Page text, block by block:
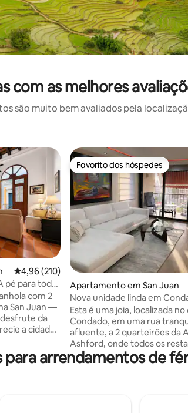
com as melhores
são muito bem avaliados pela
11avaliações
Classificação média de 4,96 em 5 estrelas,
4,96 (210)
pé para todo
com 2
San Juan —
da
a cidade
cafés, vida
Walk Score
Favorito dos hóspedes
Favorito dos hóspedes
Apartamento em San Juan
Nova unidade linda em
Juan perto da praia
Esta é uma joia, localizada
Condado, em uma rua
afluente, a 2 quarteirões da
Ashford, onde todos os
hotéis, cassinos e bares
minutos a pé da melhor
totalmente equipada, 2
arrendamentos de